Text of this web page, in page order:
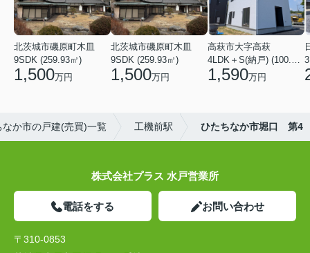
北茨城市磯原町木皿
9SDK (259.93㎡)
1,500万円
北茨城市磯原町木皿
9SDK (259.93㎡)
1,500万円
高萩市大字高萩
1,590万円
なか市の戸建(売買)一覧 工機前駅 ひたちなか市堀口 第4
株式会社プラス 水戸営業所
電話をする お問い合わせ
〒310-0853